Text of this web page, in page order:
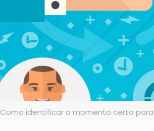
Como identificar o momento certo